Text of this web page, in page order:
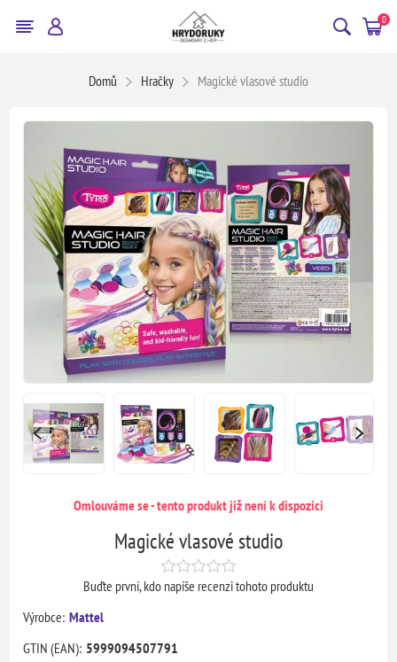
0
Domů Hračky Magické vlasové studio
Omlouváme se - tento produkt již není k dispozici
Magické vlasové studio
Buďte první, kdo napíše recenzi tohoto produktu
Výrobce: Mattel
GTIN (EAN): 5999094507791